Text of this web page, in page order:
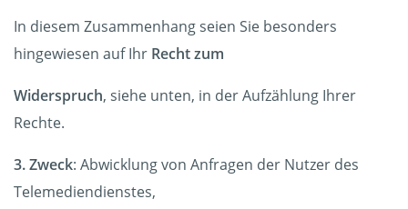
In diesem Zusammenhang seien Sie besonders
hingewiesen auf Ihr Recht zum
Widerspruch, siehe unten, in der Aufzählung Ihrer
Rechte.
3. Zweck: Abwicklung von Anfragen der Nutzer des
Telemediendienstes,